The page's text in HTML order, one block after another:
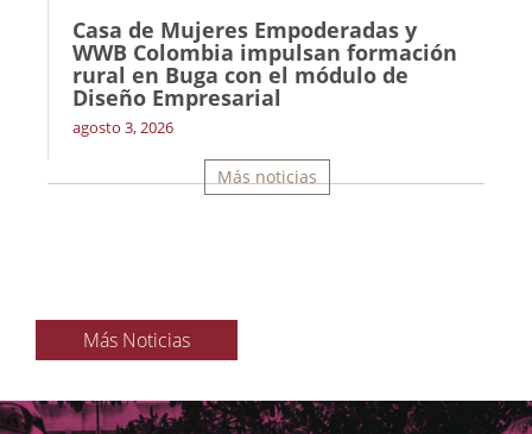
Casa de Mujeres Empoderadas y
WWB Colombia impulsan formación
rural en Buga con el módulo de
Diseño Empresarial
agosto 3, 2026
Más noticias
Más Noticias